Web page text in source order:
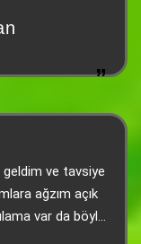
mutlaka en
Son olarak
geldim ve tavsiye
ağzım açık
var da böyle